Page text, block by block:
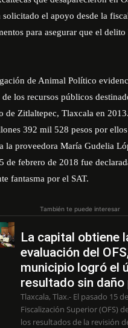
solicitado el apoyo desde la
para asegurar que el
de Animal Político
los recursos públicos
de Zitlaltepec, Tlaxcala en
392 mil 528 pesos por ellos
la proveedora María Gudelia
de febrero de 2018 fue
fantasma por el SAT.
También te puede interesar
La capital obtiene
evaluación del
municipio logró el
resultado sin
Tlaxcala, Tlax.- El pasado 15
Fiscalización Superior (OFS)
los resultados de la revisión